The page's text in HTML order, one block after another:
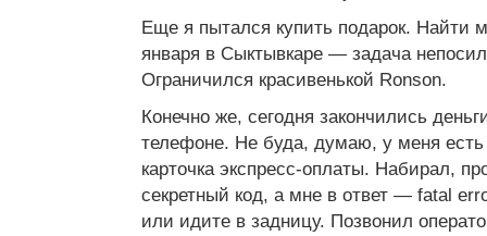
Еще я пытался купить подарок. Найти
января в Сыктывкаре — задача
Ограничился красивенькой Ronson.
Конечно же, сегодня закончились
телефоне. Не буда, думаю, у меня есть
карточка экспресс-оплаты. Набирал,
секретный код, а мне в ответ — fatal
или идите в задницу. Позвонил